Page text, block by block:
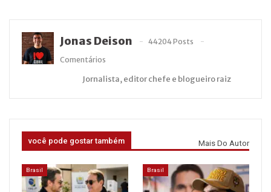
Jonas Deison
44204 Posts
Comentários
Jornalista, editor chefe e blogueiro raiz
você pode gostar também Mais Do Autor
Brasil Brasil